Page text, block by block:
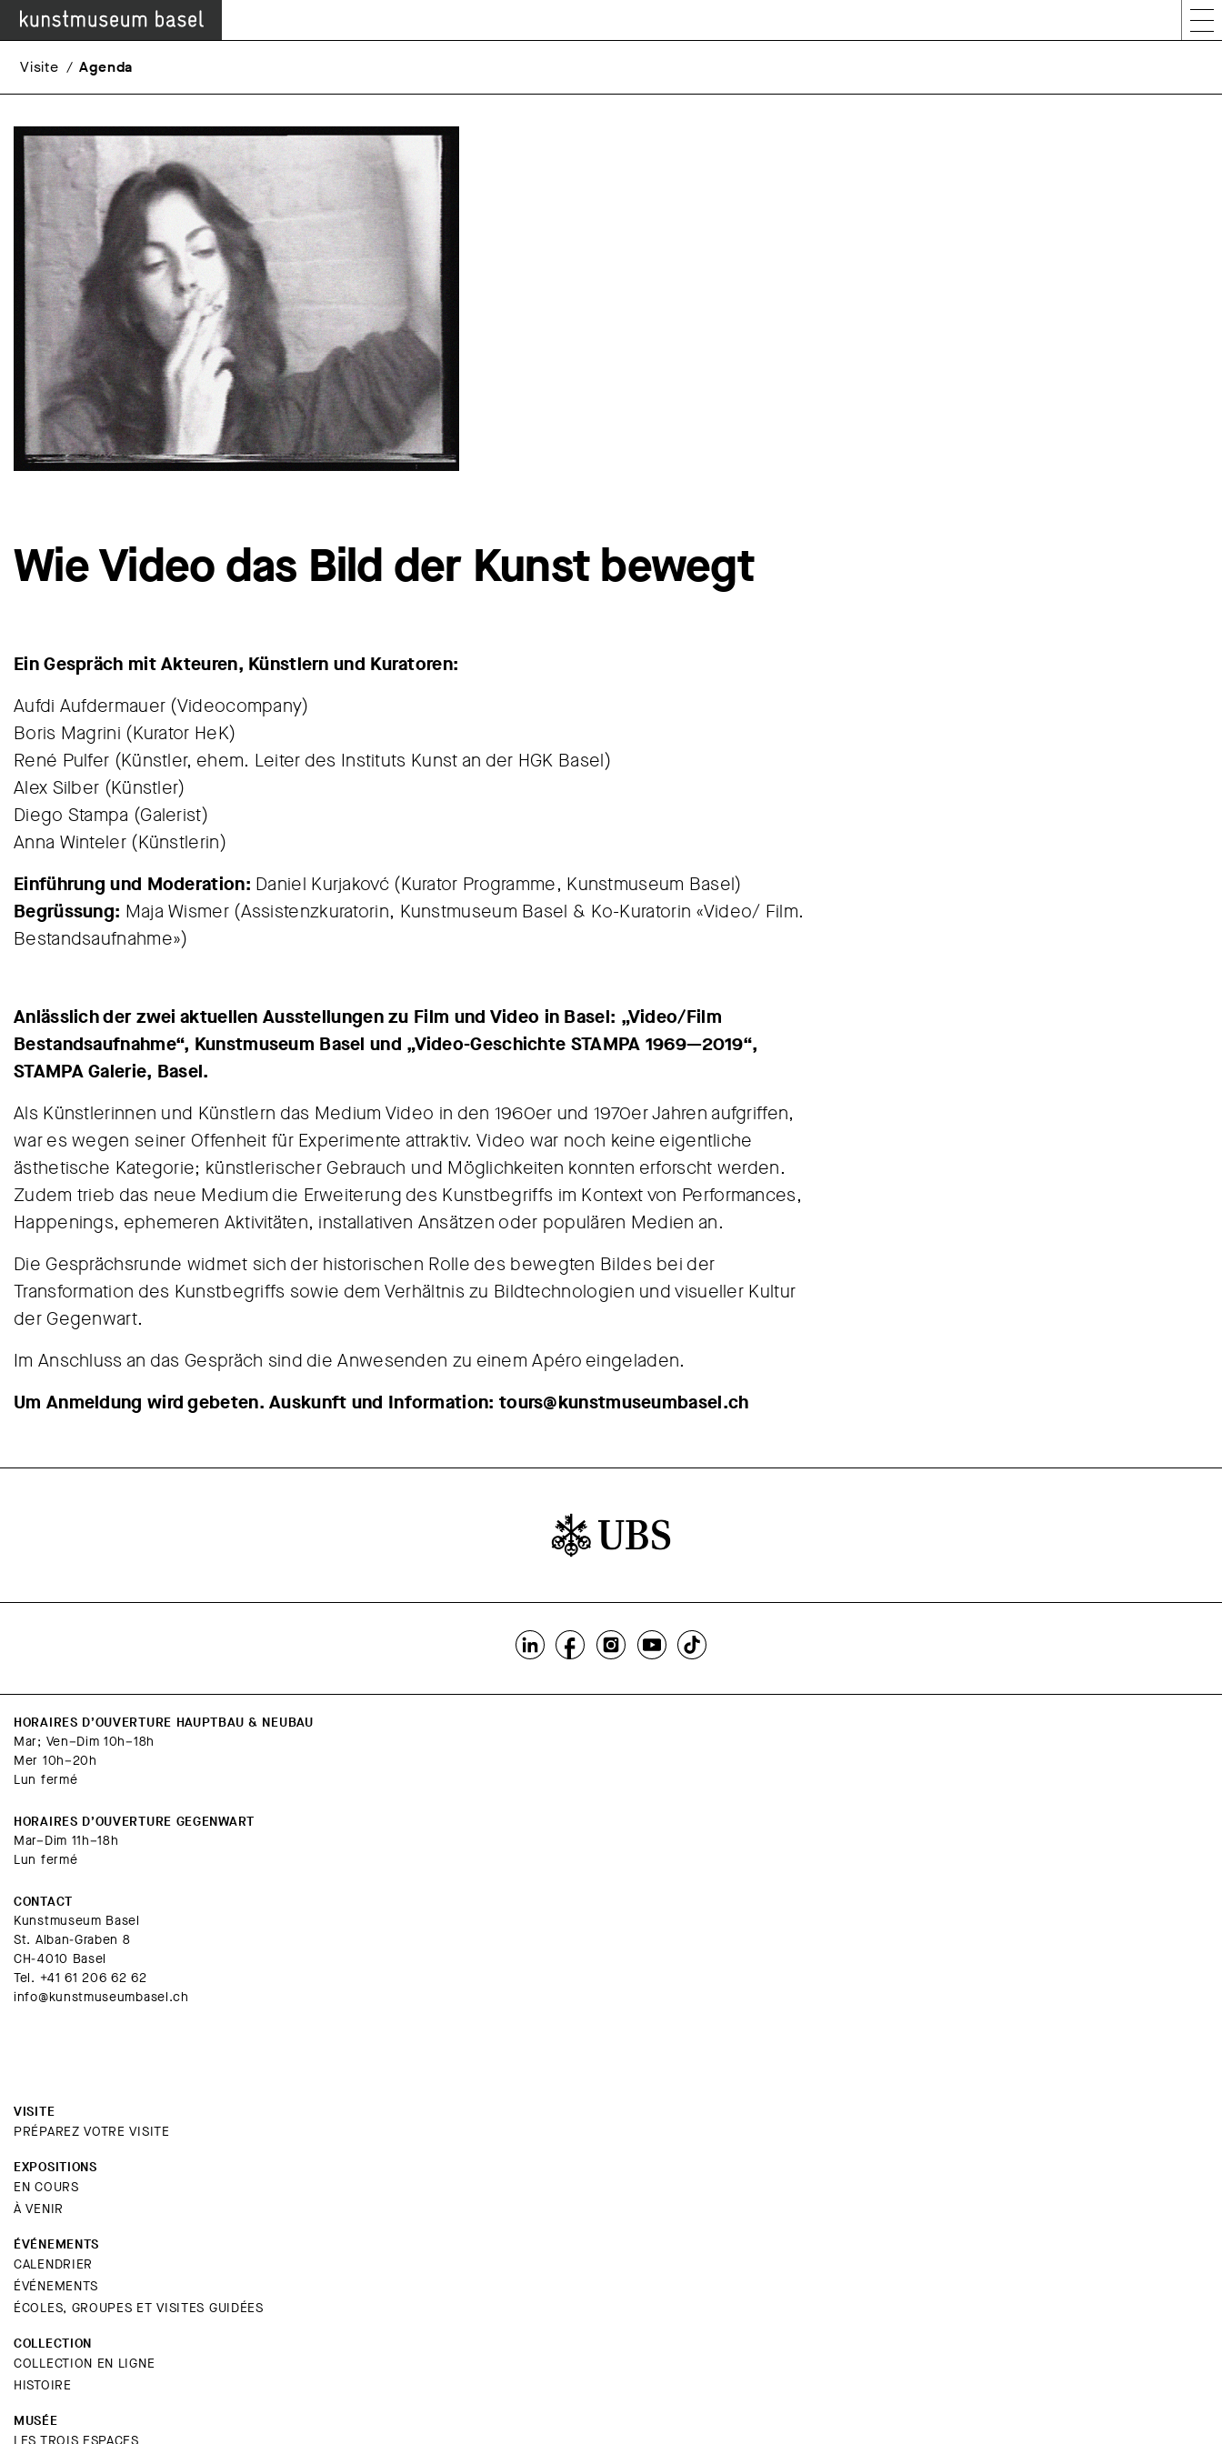
Visite Agenda
Wie Video das Bild der Kunst bewegt
Ein Gespräch mit Akteuren, Künstlern und Kuratoren:
Aufdi Aufdermauer (Videocompany)
Boris Magrini (Kurator HeK)
René Pulfer (Künstler, ehem. Leiter des Instituts Kunst an der HGK Basel)
Alex Silber (Künstler)
Diego Stampa (Galerist)
Anna Winteler (Künstlerin)
Einführung und Moderation: Daniel Kurjakovć (Kurator Programme, Kunstmuseum Basel)
Begrüssung: Maja Wismer (Assistenzkuratorin, Kunstmuseum Basel & Ko-Kuratorin «Video/ Film.
Bestandsaufnahme»)
Anlässlich der zwei aktuellen Ausstellungen zu Film und Video in Basel: „Video/Film
Bestandsaufnahme“, Kunstmuseum Basel und „Video-Geschichte STAMPA 1969—2019“,
STAMPA Galerie, Basel.
Als Künstlerinnen und Künstlern das Medium Video in den 1960er und 1970er Jahren aufgriffen,
war es wegen seiner Offenheit für Experimente attraktiv. Video war noch keine eigentliche
ästhetische Kategorie; künstlerischer Gebrauch und Möglichkeiten konnten erforscht werden.
Zudem trieb das neue Medium die Erweiterung des Kunstbegriffs im Kontext von Performances,
Happenings, ephemeren Aktivitäten, installativen Ansätzen oder populären Medien an.
Die Gesprächsrunde widmet sich der historischen Rolle des bewegten Bildes bei der
Transformation des Kunstbegriffs sowie dem Verhältnis zu Bildtechnologien und visueller Kultur
der Gegenwart.
Im Anschluss an das Gespräch sind die Anwesenden zu einem Apéro eingeladen.
Um Anmeldung wird gebeten. Auskunft und Information: tours@kunstmuseumbasel.ch
HORAIRES D’OUVERTURE HAUPTBAU & NEUBAU
Mar; Ven–Dim 10h–18h
Mer 10h–20h
Lun fermé
HORAIRES D’OUVERTURE GEGENWART
Mar–Dim 11h–18h
Lun fermé
CONTACT
Kunstmuseum Basel
St. Alban-Graben 8
CH-4010 Basel
Tel. +41 61 206 62 62
info@kunstmuseumbasel.ch
VISITE
PRÉPAREZ VOTRE VISITE
EXPOSITIONS
EN COURS
À VENIR
ÉVÉNEMENTS
CALENDRIER
ÉVÉNEMENTS
ÉCOLES, GROUPES ET VISITES GUIDÉES
COLLECTION
COLLECTION EN LIGNE
HISTOIRE
MUSÉE